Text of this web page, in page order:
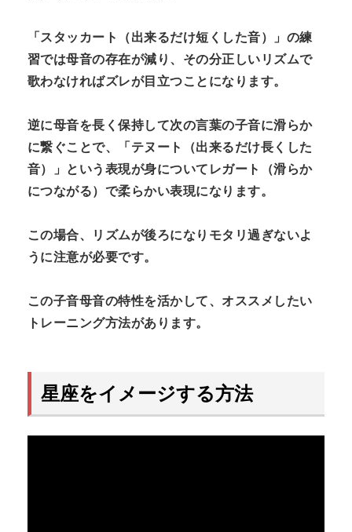
「スタッカート（出来るだけ短くした音）」の練
習では母音の存在が減り、その分正しいリズムで
歌わなければズレが目立つことになります。
逆に母音を長く保持して次の言葉の子音に滑らか
に繋ぐことで、「テヌート（出来るだけ長くした
音）」という表現が身についてレガート（滑らか
につながる）で柔らかい表現になります。
この場合、リズムが後ろになりモタリ過ぎないよ
うに注意が必要です。
この子音母音の特性を活かして、オススメしたい
トレーニング方法があります。
星座をイメージする方法